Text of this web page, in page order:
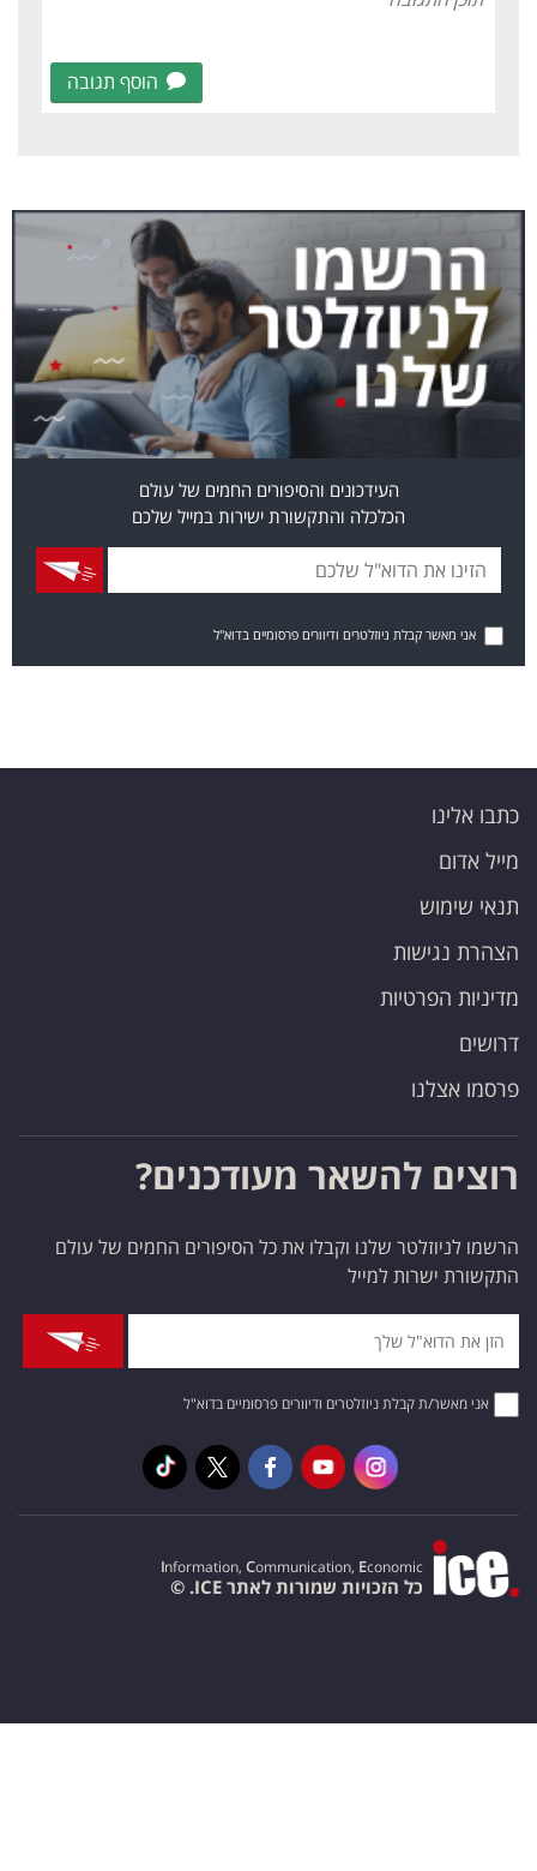
הוסף תגובה
העידכונים והסיפורים החמים של עולם
הכלכלה והתקשורת ישירות במייל שלכם
אני מאשר קבלת ניוזלטרים ודיוורים פרסומיים בדוא"ל
כתבו אלינו
מייל אדום
תנאי שימוש
הצהרת נגישות
מדיניות הפרטיות
דרושים
פרסמו אצלנו
רוצים להשאר מעודכנים?
הרשמו לניוזלטר שלנו וקבלו את כל הסיפורים החמים של עולם
התקשורת ישרות למייל
אני מאשר/ת קבלת ניוזלטרים ודיוורים פרסומיים בדוא"ל
Information, Communication, Economic
כל הזכויות שמורות לאתר ICE. ©